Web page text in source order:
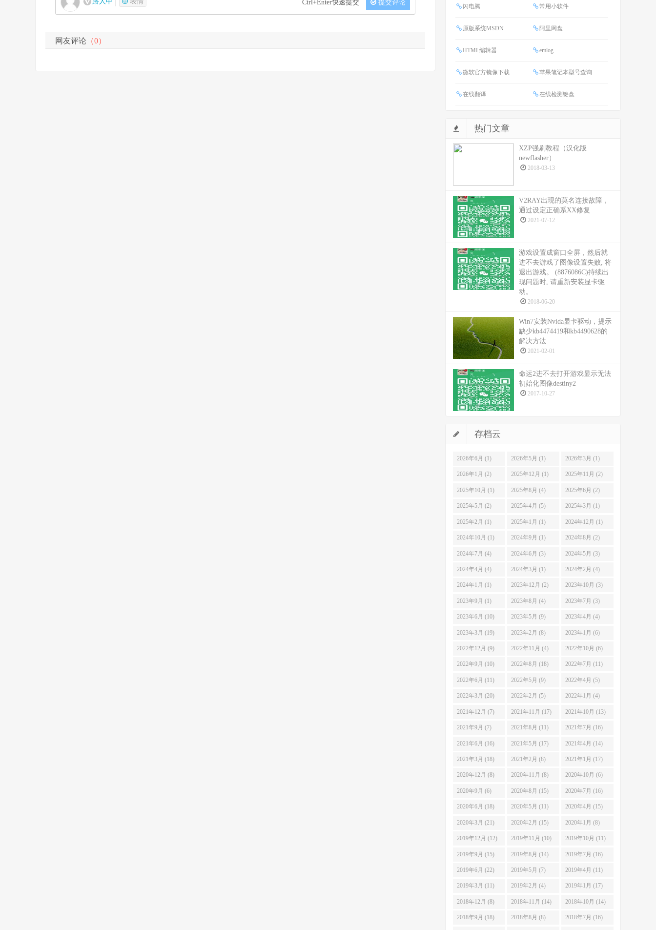
Ctrl+Enter快速提交 提交评论
网友评论 （0）
闪电腾 常用小软件
原版系统MSDN 阿里网盘
HTML编辑器 emlog
微软官方镜像下载 苹果笔记本型号查询
在线翻译 在线检测键盘
热门文章
XZP强刷教程（汉化版
newflasher）
2018-03-13
V2RAY出现的莫名连接故障，
通过设定正确系XX修复
2021-07-12
游戏设置成窗口全屏，然后就
进不去游戏了图像设置失败, 将
退出游戏。 (8876086C)持续出
现问题时, 请重新安装显卡驱
动。
2018-06-20
Win7安装Nvida显卡驱动，提示
缺少kb4474419和kb4490628的
解决方法
2021-02-01
命运2进不去打开游戏显示无法
初始化图像destiny2
2017-10-27
存档云
2026年6月 (1) 2026年5月 (1) 2026年3月 (1)
2026年1月 (2) 2025年12月 (1) 2025年11月 (2)
2025年10月 (1) 2025年8月 (4) 2025年6月 (2)
2025年5月 (2) 2025年4月 (5) 2025年3月 (1)
2025年2月 (1) 2025年1月 (1) 2024年12月 (1)
2024年10月 (1) 2024年9月 (1) 2024年8月 (2)
2024年7月 (4) 2024年6月 (3) 2024年5月 (3)
2024年4月 (4) 2024年3月 (1) 2024年2月 (4)
2024年1月 (1) 2023年12月 (2) 2023年10月 (3)
2023年9月 (1) 2023年8月 (4) 2023年7月 (3)
2023年6月 (10) 2023年5月 (9) 2023年4月 (4)
2023年3月 (19) 2023年2月 (8) 2023年1月 (6)
2022年12月 (9) 2022年11月 (4) 2022年10月 (6)
2022年9月 (10) 2022年8月 (18) 2022年7月 (11)
2022年6月 (11) 2022年5月 (9) 2022年4月 (5)
2022年3月 (20) 2022年2月 (5) 2022年1月 (4)
2021年12月 (7) 2021年11月 (17) 2021年10月 (13)
2021年9月 (7) 2021年8月 (11) 2021年7月 (16)
2021年6月 (16) 2021年5月 (17) 2021年4月 (14)
2021年3月 (18) 2021年2月 (8) 2021年1月 (17)
2020年12月 (8) 2020年11月 (8) 2020年10月 (6)
2020年9月 (6) 2020年8月 (15) 2020年7月 (16)
2020年6月 (18) 2020年5月 (11) 2020年4月 (15)
2020年3月 (21) 2020年2月 (15) 2020年1月 (8)
2019年12月 (12) 2019年11月 (10) 2019年10月 (11)
2019年9月 (15) 2019年8月 (14) 2019年7月 (16)
2019年6月 (22) 2019年5月 (7) 2019年4月 (11)
2019年3月 (11) 2019年2月 (4) 2019年1月 (17)
2018年12月 (8) 2018年11月 (14) 2018年10月 (14)
2018年9月 (18) 2018年8月 (8) 2018年7月 (16)